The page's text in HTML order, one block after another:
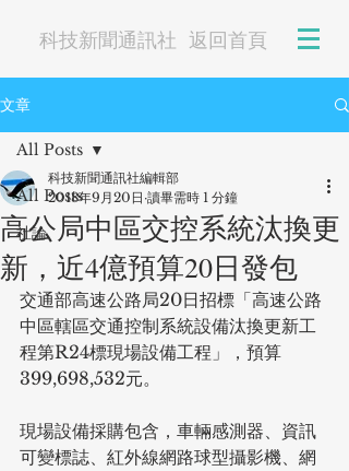
科技新聞通訊社 返回首頁
文章
All Posts
社論
All Posts
高公局中區交控系統汰換更
新，近4億預算20日發包
科技新聞通訊社編輯部
2018年9月20日 讀畢需時 1 分鐘
交通部高速公路局20日招標「高速公路
中區轄區交通控制系統設備汰換更新工
程第R24標現場設備工程」，預算
399,698,532元。
現場設備採購包含，車輛感測器、資訊
可變標誌、紅外線網路球型攝影機、網